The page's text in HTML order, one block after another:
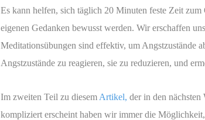
Es kann helfen, sich täglich 20 Minuten feste Zeit
eigenen Gedanken bewusst werden. Wir erschaffen
Meditationsübungen sind effektiv, um Angstzustände
Angstzustände zu reagieren, sie zu reduzieren, und
Im zweiten Teil zu diesem Artikel, der in den
kompliziert erscheint haben wir immer die